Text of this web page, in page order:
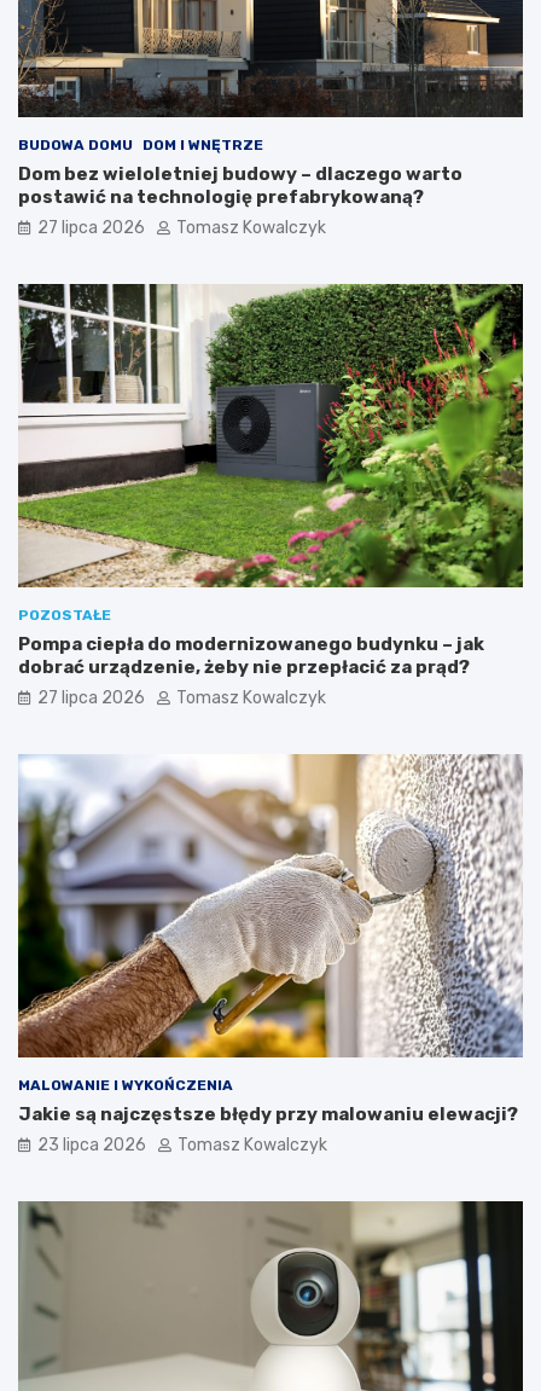
BUDOWA DOMU DOM I WNĘTRZE
Dom bez wieloletniej budowy – dlaczego warto
postawić na technologię prefabrykowaną?
27 lipca 2026 Tomasz Kowalczyk
POZOSTAŁE
Pompa ciepła do modernizowanego budynku – jak
dobrać urządzenie, żeby nie przepłacić za prąd?
27 lipca 2026 Tomasz Kowalczyk
MALOWANIE I WYKOŃCZENIA
Jakie są najczęstsze błędy przy malowaniu elewacji?
23 lipca 2026 Tomasz Kowalczyk